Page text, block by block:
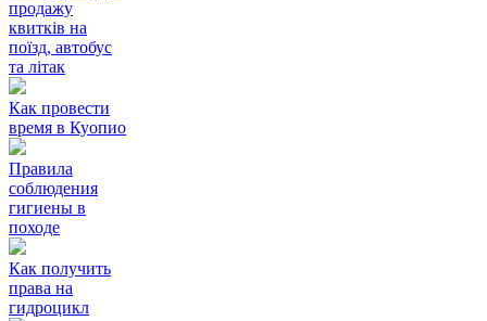
продажу
квитків на
поїзд, автобус
та літак
Как провести
время в Куопио
Правила
соблюдения
гигиены в
походе
Как получить
права на
гидроцикл